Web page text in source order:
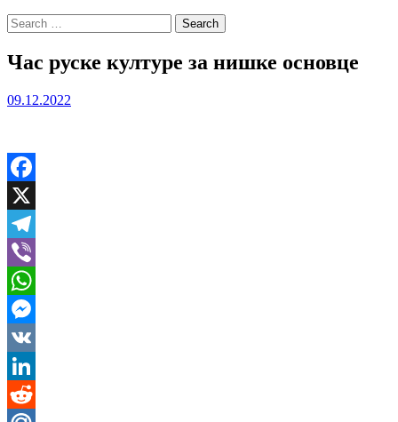
Search
for:
Час руске културе за нишке основце
09.12.2022
Facebook
X
Telegram
Viber
WhatsApp
Messenger
VK
LinkedIn